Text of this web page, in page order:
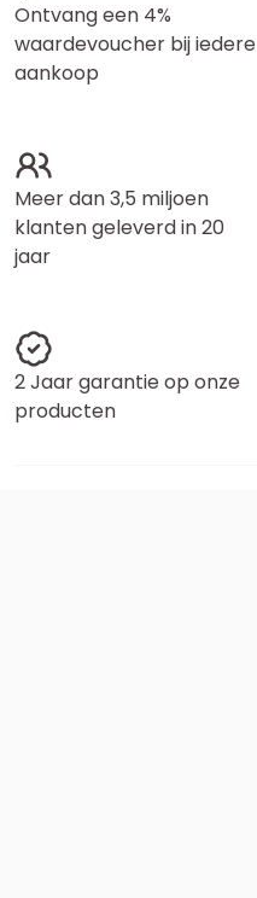
Ontvang een 4%
waardevoucher bij iedere
aankoop
Meer dan 3,5 miljoen
klanten geleverd in 20
jaar
2 Jaar garantie op onze
producten